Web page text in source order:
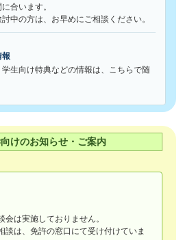
合います。
中の方は、お早めにご相談ください。
生向け特典などの情報は、こちらで随
けのお知らせ・ご案内
は実施しておりません。
談は、免許の窓口にて受け付けていま